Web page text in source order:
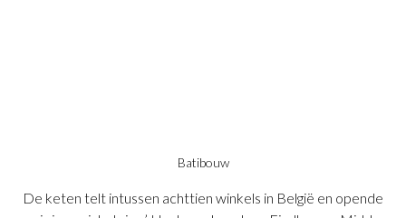
Batibouw
De keten telt intussen achttien winkels in België en opende